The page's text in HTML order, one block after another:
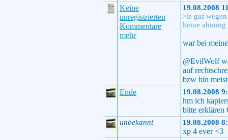
Keine
unregistrierten
Kommentare
mehr
19.08.2008
>is gut
keine
war bei
@EvilWolf
auf
bzw bin
Ende
19.08.2008
hm ich
bitte erklären
unbekannt 19.08.2008
xp 4 ever <3